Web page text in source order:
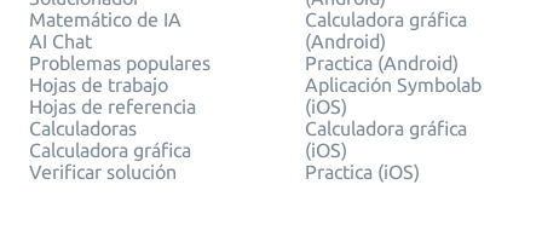
Matemático de IA
AI Chat
Problemas populares
Hojas de trabajo
Hojas de referencia
Calculadoras
Calculadora gráfica
Verificar solución
Calculadora gráfica
(Android)
Practica (Android)
Aplicación Symbolab
(iOS)
Calculadora gráfica
(iOS)
Practica (iOS)